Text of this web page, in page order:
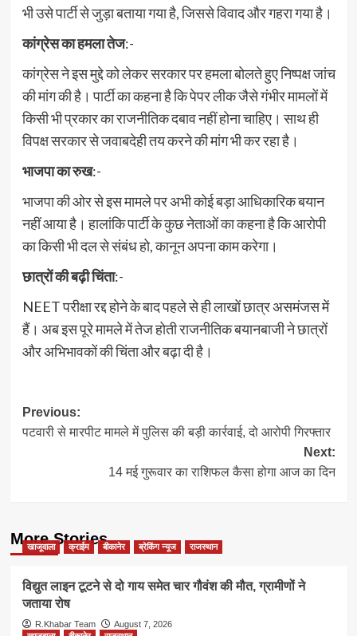
भी उसे पार्टी से जुड़ा बताया गया है, जिससे विवाद और गहरा गया है।
कांग्रेस का हमला तेज:-
कांग्रेस ने इस मुद्दे को लेकर सरकार पर हमला बोलते हुए निष्पक्ष जांच
की मांग की है। पार्टी का कहना है कि पेपर लीक जैसे गंभीर मामलों में
किसी भी प्रकार का राजनीतिक दबाव नहीं होना चाहिए। साथ ही
विपक्ष सरकार से जवाबदेही तय करने की मांग भी कर रहा है।
भाजपा का रुख:-
भाजपा की ओर से इस मामले पर अभी कोई बड़ा आधिकारिक बयान
नहीं आया है। हालांकि पार्टी के कुछ नेताओं का कहना है कि आरोपी
का किसी भी दल से संबंध हो, कानून अपना काम करेगा।
छात्रों की बढ़ी चिंता:-
NEET परीक्षा रद्द होने के बाद पहले से ही लाखों छात्र असमंजस में
हैं। अब इस पूरे मामले में तेज होती राजनीतिक बयानबाजी ने छात्रों
और अभिभावकों की चिंता और बढ़ा दी है।
Post
navigation
Previous:
पटवारी से मारपीट मामले में पुलिस की बड़ी कार्रवाई, दो आरोपी गिरफ्तार
Next:
14 मई गुरूवार का राशिफल कैसा होगा आज का दिन
More Stories
खाजूवाला क्राईम बीकानेर ब्रेकिंग न्यूज राजस्थान
विद्युत लाइन टूटने से दो गाय समेत चार गौवंश की मौत, ग्रामीणों ने
जताया रोष
R.Khabar Team
August 7, 2026